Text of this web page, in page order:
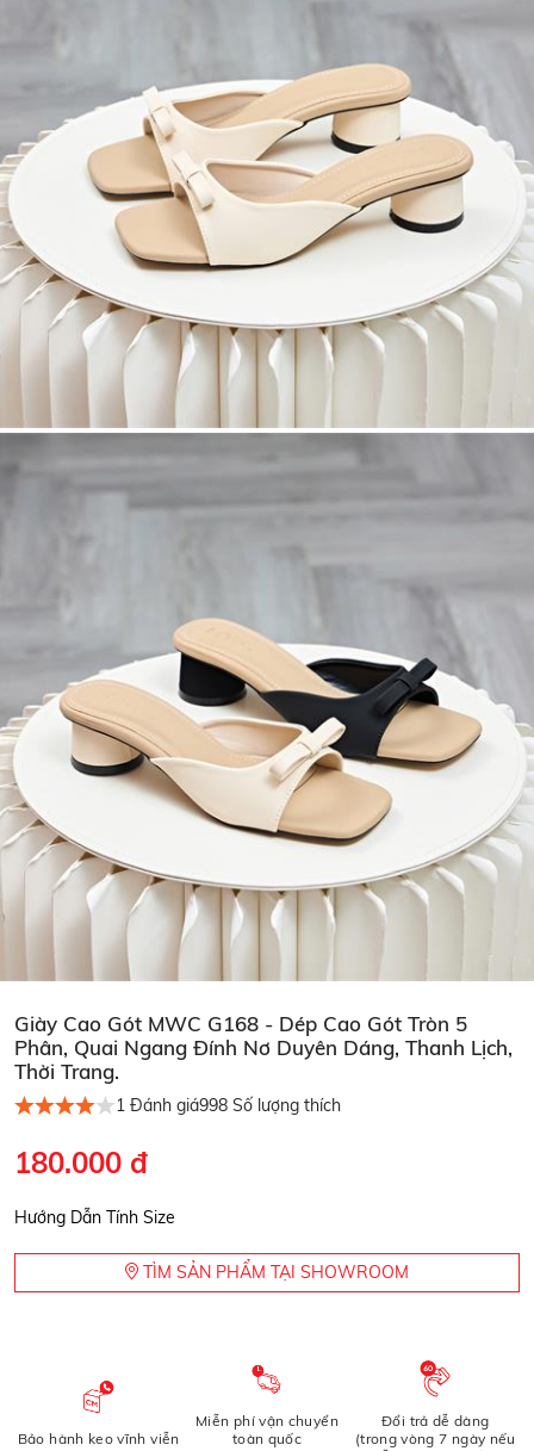
Giày Cao Gót MWC G168 - Dép Cao Gót Tròn 5
Phân, Quai Ngang Đính Nơ Duyên Dáng, Thanh Lịch,
Thời Trang.
1 Đánh giá998 Số lượng thích
180.000 đ
Hướng Dẫn Tính Size
TÌM SẢN PHẨM TẠI SHOWROOM
Bảo hành keo vĩnh viễn
Miễn phí vận chuyển
toàn quốc
Đổi trả dễ dàng
(trong vòng 7 ngày nếu